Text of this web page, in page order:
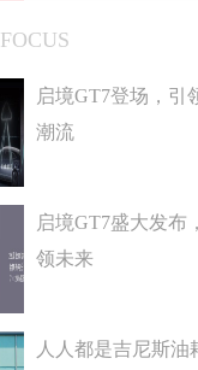
FOCUS
启境GT7登场，引
潮流
启境GT7盛大发布
领未来
人人都是吉尼斯油